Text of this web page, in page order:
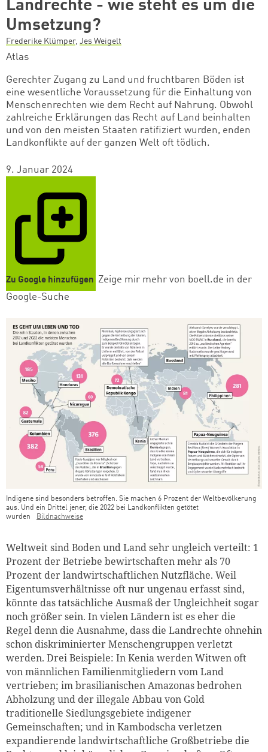
Landrechte - wie steht es um die
Umsetzung?
Frederike Klümper, Jes Weigelt
Atlas
Gerechter Zugang zu Land und fruchtbaren Böden ist
eine wesentliche Voraussetzung für die Einhaltung von
Menschenrechten wie dem Recht auf Nahrung. Obwohl
zahlreiche Erklärungen das Recht auf Land beinhalten
und von den meisten Staaten ratifiziert wurden, enden
Landkonflikte auf der ganzen Welt oft tödlich.
9. Januar 2024
Zu Google hinzufügen Zeige mir mehr von boell.de in der
Google-Suche
Indigene sind besonders betroffen. Sie machen 6 Prozent der Weltbevölkerung
aus. Und ein Drittel jener, die 2022 bei Landkonflikten getötet
wurden
Bildnachweise
Weltweit sind Boden und Land sehr ungleich verteilt: 1
Prozent der Betriebe bewirtschaften mehr als 70
Prozent der landwirtschaftlichen Nutzfläche. Weil
Eigentumsverhältnisse oft nur ungenau erfasst sind,
könnte das tatsächliche Ausmaß der Ungleichheit sogar
noch größer sein. In vielen Ländern ist es eher die
Regel denn die Ausnahme, dass die Landrechte ohnehin
schon diskriminierter Menschengruppen verletzt
werden. Drei Beispiele: In Kenia werden Witwen oft
von männlichen Familienmitgliedern vom Land
vertrieben; im brasilianischen Amazonas bedrohen
Abholzung und der illegale Abbau von Gold
traditionelle Siedlungsgebiete indigener
Gemeinschaften; und in Kambodscha verletzen
expandierende landwirtschaftliche Großbetriebe die